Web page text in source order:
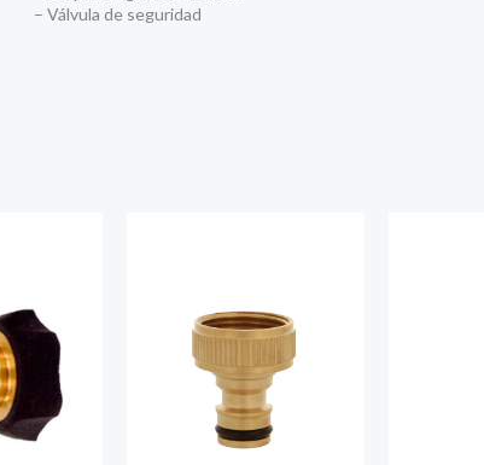
– Válvula de seguridad